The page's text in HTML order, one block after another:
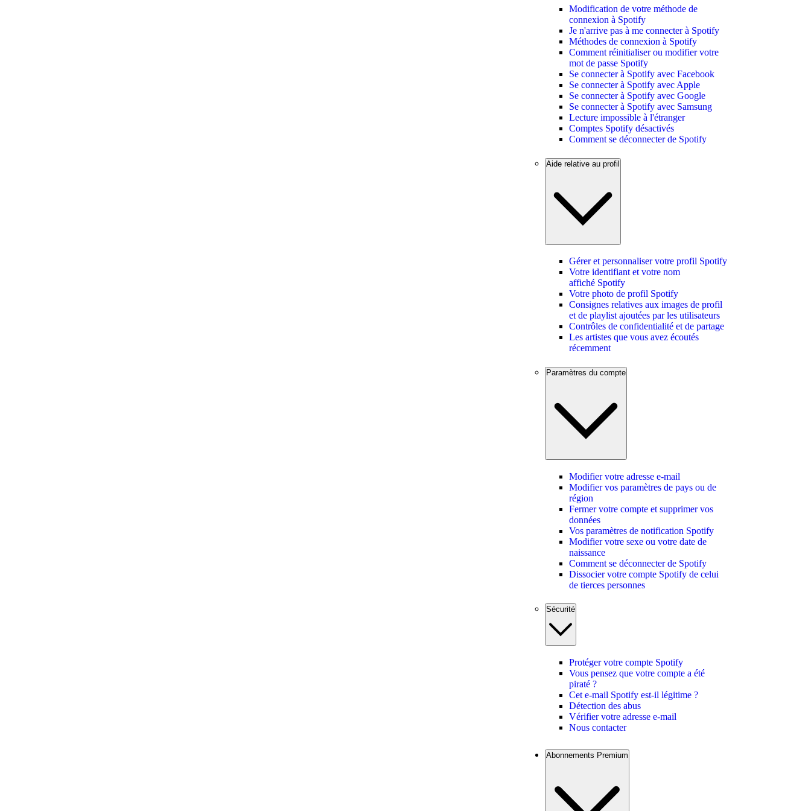
Modification de votre méthode de
connexion à Spotify
Je n'arrive pas à me connecter à Spotify
Méthodes de connexion à Spotify
Comment réinitialiser ou modifier votre
mot de passe Spotify
Se connecter à Spotify avec Facebook
Se connecter à Spotify avec Apple
Se connecter à Spotify avec Google
Se connecter à Spotify avec Samsung
Lecture impossible à l'étranger
Comptes Spotify désactivés
Comment se déconnecter de Spotify
Aide relative au profil
Gérer et personnaliser votre profil Spotify
Votre identifiant et votre nom
affiché Spotify
Votre photo de profil Spotify
Consignes relatives aux images de profil
et de playlist ajoutées par les utilisateurs
Contrôles de confidentialité et de partage
Les artistes que vous avez écoutés
récemment
Paramètres du compte
Modifier votre adresse e-mail
Modifier vos paramètres de pays ou de
région
Fermer votre compte et supprimer vos
données
Vos paramètres de notification Spotify
Modifier votre sexe ou votre date de
naissance
Comment se déconnecter de Spotify
Dissocier votre compte Spotify de celui
de tierces personnes
Sécurité
Protéger votre compte Spotify
Vous pensez que votre compte a été
piraté ?
Cet e-mail Spotify est-il légitime ?
Détection des abus
Vérifier votre adresse e-mail
Nous contacter
Abonnements Premium